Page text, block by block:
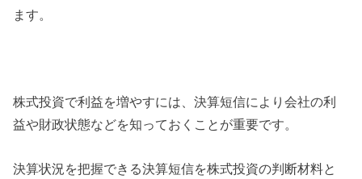
ます。
株式投資で利益を増やすには、決算短信により会社の利
益や財政状態などを知っておくことが重要です。
決算状況を把握できる決算短信を株式投資の判断材料と